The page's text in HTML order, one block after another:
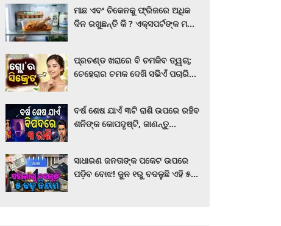
ମାଛ ଏବଂ ଚିକେନକୁ ଫ୍ରିଜରେ ଅଧିକ
ଦିନ ରଖୁଛନ୍ତି କି ? ଏକ୍ସପର୍ଟଙ୍କ ମତ
ପ୍ରଚଣ୍ଡ ଖରାରେ ବି ଚମକିବ ତ୍ୱଚା;
ଚେହେରାର ଚମକ ଦେଖି ସଭିଏଁ ପଚାରିବେ
ବର୍ଷ ଶେଷ ଯାଏଁ ୩ଟି ରାଶି ଉପରେ ରହିବ
ଶନିଙ୍କ କୋପଦୃଷ୍ଟି, ଜାଣନ୍ତୁ
ସାଧାରଣ ଜନତାଙ୍କ ପକେଟ ଉପରେ
ପଡ଼ିବ ବୋଝ! ଜୁନ ୧ରୁ ବଦଳୁଛି ଏହି ୫